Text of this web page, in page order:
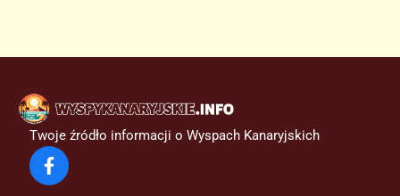
Twoje źródło informacji o Wyspach Kanaryjskich